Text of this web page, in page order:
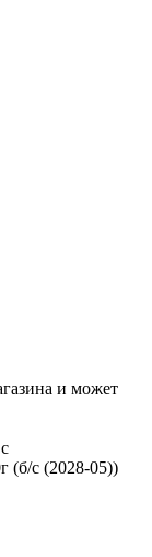
и может
(б/с (2028-05))